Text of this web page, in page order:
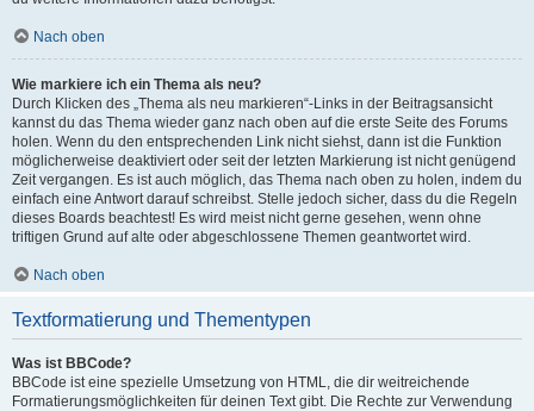
Nach oben
Wie markiere ich ein Thema als neu?
Durch Klicken des „Thema als neu markieren“-Links in der Beitragsansicht
kannst du das Thema wieder ganz nach oben auf die erste Seite des Forums
holen. Wenn du den entsprechenden Link nicht siehst, dann ist die Funktion
möglicherweise deaktiviert oder seit der letzten Markierung ist nicht genügend
Zeit vergangen. Es ist auch möglich, das Thema nach oben zu holen, indem du
einfach eine Antwort darauf schreibst. Stelle jedoch sicher, dass du die Regeln
dieses Boards beachtest! Es wird meist nicht gerne gesehen, wenn ohne
triftigen Grund auf alte oder abgeschlossene Themen geantwortet wird.
Nach oben
Textformatierung und Thementypen
Was ist BBCode?
BBCode ist eine spezielle Umsetzung von HTML, die dir weitreichende
Formatierungsmöglichkeiten für deinen Text gibt. Die Rechte zur Verwendung